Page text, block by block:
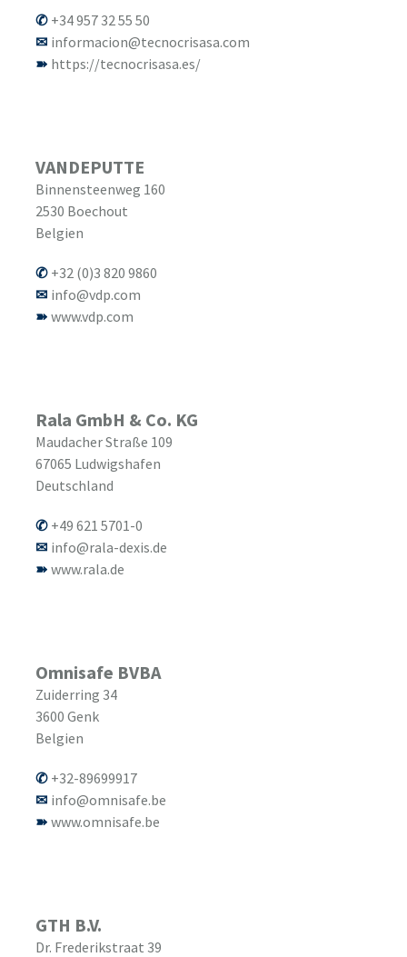
+34 957 32 55 50
informacion@tecnocrisasa.com
https://tecnocrisasa.es/
VANDEPUTTE
Binnensteenweg 160
2530 Boechout
Belgien
+32 (0)3 820 9860
info@vdp.com
www.vdp.com
Rala GmbH & Co. KG
Maudacher Straße 109
67065 Ludwigshafen
Deutschland
+49 621 5701-0
info@rala-dexis.de
www.rala.de
Omnisafe BVBA
Zuiderring 34
3600 Genk
Belgien
+32-89699917
info@omnisafe.be
www.omnisafe.be
GTH B.V.
Dr. Frederikstraat 39